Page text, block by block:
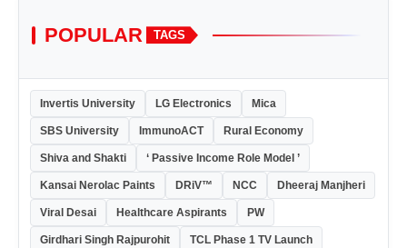
POPULAR TAGS
Invertis University LG Electronics Mica
SBS University ImmunoACT Rural Economy
Shiva and Shakti ‘ Passive Income Role Model ’
Kansai Nerolac Paints DRiV™ NCC Dheeraj Manjheri
Viral Desai Healthcare Aspirants PW
Girdhari Singh Rajpurohit TCL Phase 1 TV Launch